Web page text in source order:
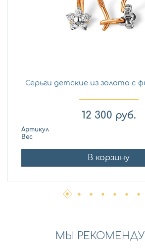
Серьги детские из золота с
12 300 руб.
Артикул
Вес
В корзину
МЫ